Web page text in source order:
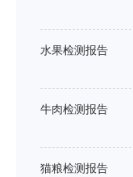
水果检测报告
牛肉检测报告
猫粮检测报告